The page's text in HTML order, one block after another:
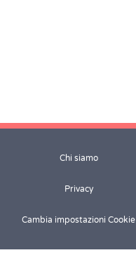
Chi siamo
Privacy
Cambia impostazioni Cookie